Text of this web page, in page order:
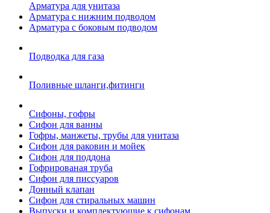
Арматура для унитаза
Арматура с нижним подводом
Арматура с боковым подводом
Подводка для газа
Поливные шланги,фитинги
Сифоны, гофры
Сифон для ванны
Гофры, манжеты, трубы для унитаза
Сифон для раковин и мойек
Сифон для поддона
Гофрированая труба
Сифон для писсуаров
Донный клапан
Сифон для стиральных машин